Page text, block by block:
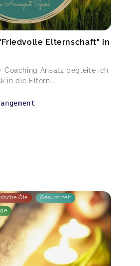
Elternschaft" in
Coaching Ansatz begleite ich
in die Eltern...
Öle Gesundheit